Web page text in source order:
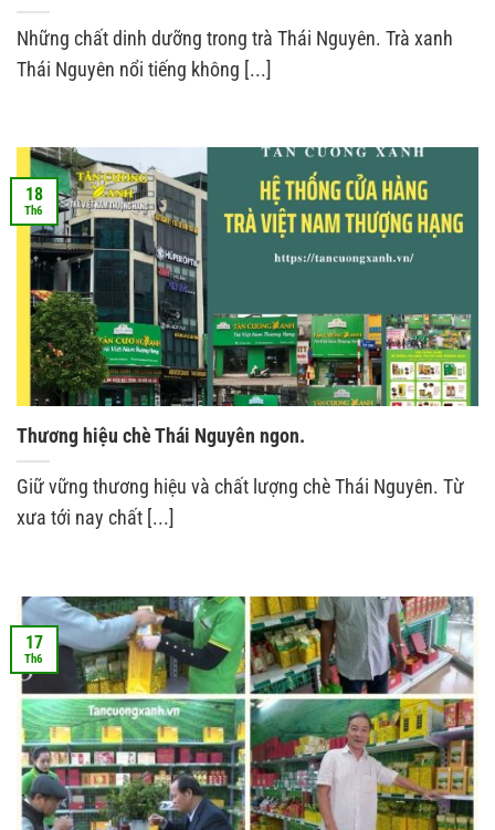
Những chất dinh dưỡng trong trà Thái Nguyên. Trà xanh
Thái Nguyên nổi tiếng không [...]
Thương hiệu chè Thái Nguyên ngon.
Giữ vững thương hiệu và chất lượng chè Thái Nguyên. Từ
xưa tới nay chất [...]
18
Th6
17
Th6